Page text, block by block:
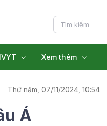
Xem thêm
Thứ năm, 07/11/2024, 10:54
Á